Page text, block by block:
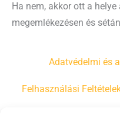
Ha nem, akkor ott a
megemlékezésen és
Adatvédelmi és
Felhasználási